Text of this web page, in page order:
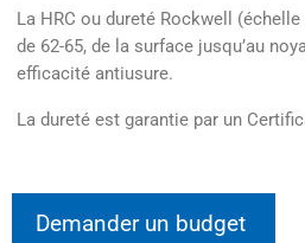
La HRC ou dureté Rockwell
de 62-65, de la surface jusqu’au
efficacité antiusure.
La dureté est garantie par un
Demander un budget